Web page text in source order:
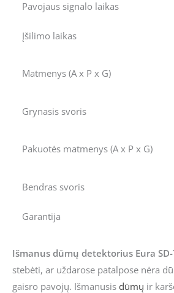
Pavojaus signalo laikas
Įšilimo laikas
Matmenys (A x P x G)
Grynasis svoris
Pakuotės matmenys (A x P x G)
Bendras svoris
Garantija
Išmanus dūmų detektorius Eura SD-
stebėti, ar uždarose patalpose nėra
gaisro pavojų. Išmanusis dūmų ir